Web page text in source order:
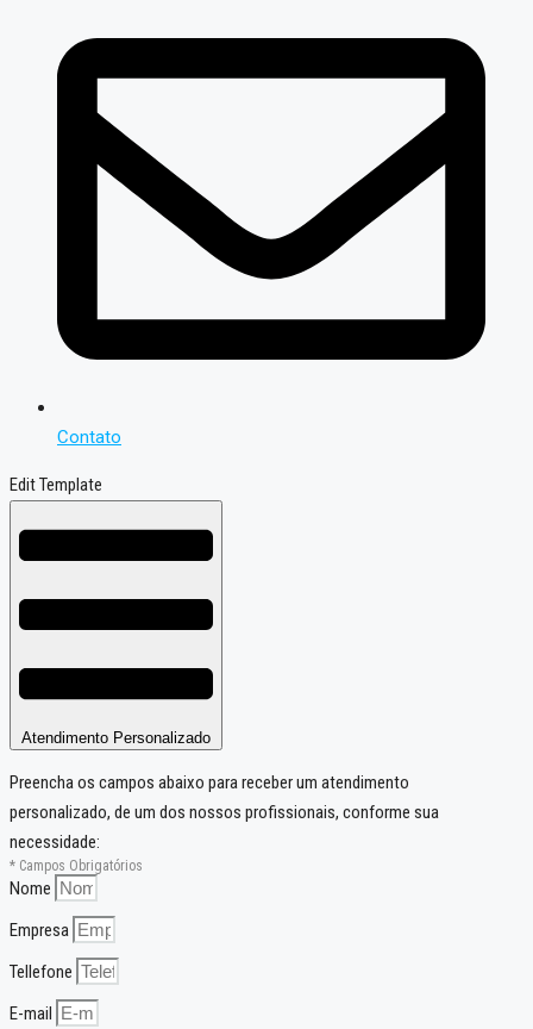
Contato
Edit Template
Atendimento Personalizado
Preencha os campos abaixo para receber um atendimento
personalizado, de um dos nossos profissionais, conforme sua
necessidade:
* Campos Obrigatórios
Nome
Empresa
Tellefone
E-mail